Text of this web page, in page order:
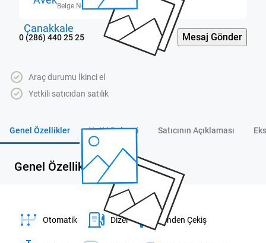
Genel Özellikler
Otomatik Dizel Önden Çekiş
Belge No: 1700020
0 (286) 440 25 25 Mesaj Gönder
Araç durumu İkinci el
Yetkili satıcıdan satılık
Genel Özellikler Yetki Belgesi Satıcının Açıklaması